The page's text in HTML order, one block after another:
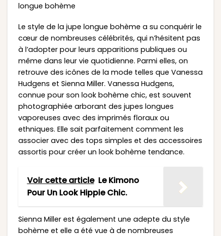
longue bohème
Le style de la jupe longue bohème a su conquérir le
cœur de nombreuses célébrités, qui n’hésitent pas
à l’adopter pour leurs apparitions publiques ou
même dans leur vie quotidienne. Parmi elles, on
retrouve des icônes de la mode telles que Vanessa
Hudgens et Sienna Miller. Vanessa Hudgens,
connue pour son look bohème chic, est souvent
photographiée arborant des jupes longues
vaporeuses avec des imprimés floraux ou
ethniques. Elle sait parfaitement comment les
associer avec des tops simples et des accessoires
assortis pour créer un look bohème tendance.
Voir cette article Le Kimono
Pour Un Look Hippie Chic.
Sienna Miller est également une adepte du style
bohème et elle a été vue à de nombreuses